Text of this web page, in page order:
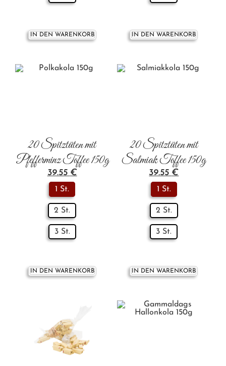
IN DEN WARENKORB IN DEN WARENKORB
20 Spitztüten mit
Pfefferminz Toffee 150g
39.55 €
1 St.
2 St.
3 St.
IN DEN WARENKORB
20 Spitztüten mit
Salmiak Toffee 150g
39.55 €
1 St.
2 St.
3 St.
IN DEN WARENKORB